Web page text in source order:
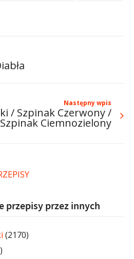
Następny wpis
/ Szpinak Czerwony /
Szpinak Ciemnozielony
przepisy przez innych
(2170)